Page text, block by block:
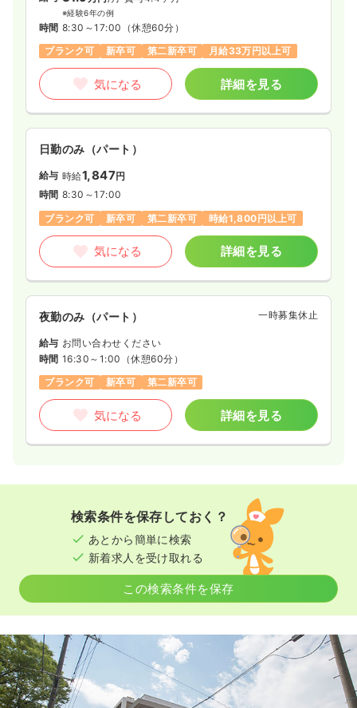
※経験6年の例
時間 8:30～17:00 （休憩60分）
ブランク可
新卒可 第二新卒可 月給33万円以上可
気になる 詳細を見る
日勤のみ（パート）
給与 時給1,847円
時間 8:30～17:00
ブランク可
新卒可 第二新卒可 時給1,800円以上可
気になる 詳細を見る
夜勤のみ（パート） 一時募集休止
給与 お問い合わせください
時間 16:30～1:00 （休憩60分）
ブランク可
新卒可 第二新卒可
気になる 詳細を見る
検索条件を保存しておく？
あとから簡単に検索
新着求人を受け取れる
この検索条件を保存